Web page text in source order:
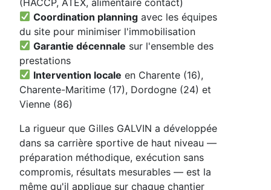
Coordination planning avec les équipes
du site pour minimiser l'immobilisation
Garantie décennale sur l'ensemble des
prestations
Intervention locale en Charente (16),
Charente-Maritime (17), Dordogne (24) et
Vienne (86)
La rigueur que Gilles GALVIN a développée
dans sa carrière sportive de haut niveau —
préparation méthodique, exécution sans
compromis, résultats mesurables — est la
même qu'il applique sur chaque chantier